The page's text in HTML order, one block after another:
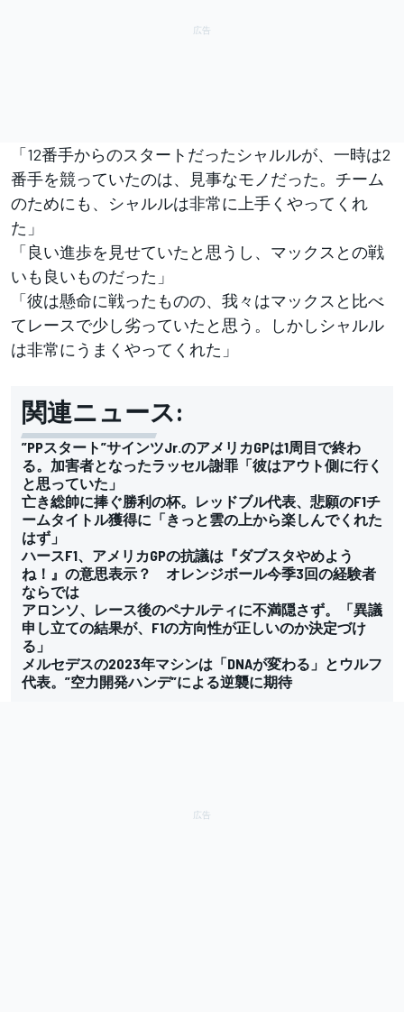
「12番手からのスタートだったシャルルが、一時は2
番手を競っていたのは、見事なモノだった。チーム
のためにも、シャルルは非常に上手くやってくれ
た」
「良い進歩を見せていたと思うし、マックスとの戦
いも良いものだった」
「彼は懸命に戦ったものの、我々はマックスと比べ
てレースで少し劣っていたと思う。しかしシャルル
は非常にうまくやってくれた」
関連ニュース:
”PPスタート”サインツJr.のアメリカGPは1周目で終わ
る。加害者となったラッセル謝罪「彼はアウト側に行く
と思っていた」
亡き総帥に捧ぐ勝利の杯。レッドブル代表、悲願のF1チ
ームタイトル獲得に「きっと雲の上から楽しんでくれた
はず」
ハースF1、アメリカGPの抗議は『ダブスタやめよう
ね！』の意思表示？ オレンジボール今季3回の経験者
ならでは
アロンソ、レース後のペナルティに不満隠さず。「異議
申し立ての結果が、F1の方向性が正しいのか決定づけ
る」
メルセデスの2023年マシンは「DNAが変わる」とウルフ
代表。”空力開発ハンデ”による逆襲に期待